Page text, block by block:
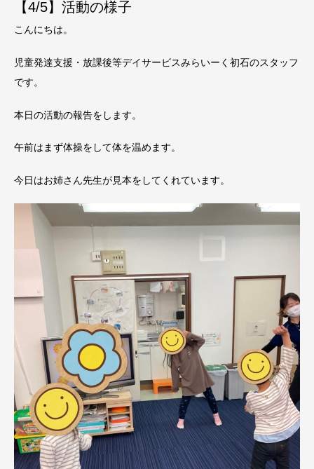
【4/5】活動の様子
こんにちは。
児童発達支援・放課後等デイサービスみらいーく初石のスタッフ
です。
本日の活動の報告をします。
午前はまず体操をして体を温めます。
今日はお姉さん先生が見本をしてくれています。